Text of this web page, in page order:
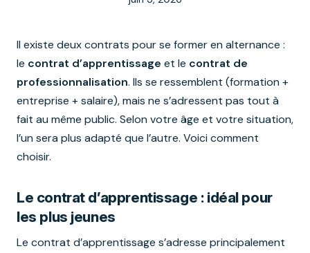
Il existe deux contrats pour se former en alternance :
le contrat d’apprentissage et le contrat de
professionnalisation. Ils se ressemblent (formation +
entreprise + salaire), mais ne s’adressent pas tout à
fait au même public. Selon votre âge et votre situation,
l’un sera plus adapté que l’autre. Voici comment
choisir.
Le contrat d’apprentissage : idéal pour
les plus jeunes
Le contrat d’apprentissage s’adresse principalement